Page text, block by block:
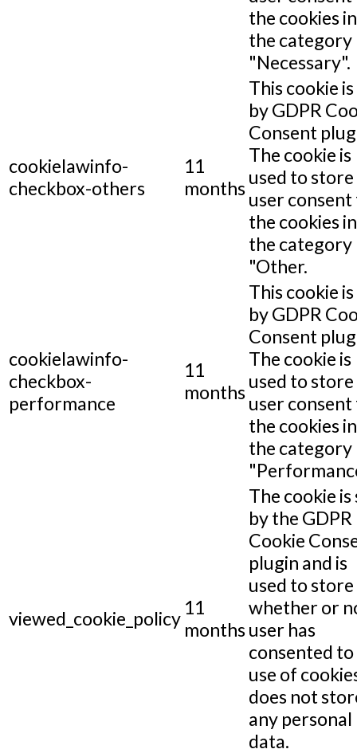
the cookies in
the category
"Necessary".
cookielawinfo-
checkbox-others
11
months
This cookie
by GDPR
Consent
The cookie is
used to
user
the cookies in
the category
"Other.
cookielawinfo-
checkbox-
performance
11
months
This cookie
by GDPR
Consent
The cookie is
used to
user
the cookies in
the category
viewed_cookie_policy 11
months
The cookie is
by the GDPR
Cookie
plugin and is
used to store
whether or
user has
consented
use of
does not
any personal
data.